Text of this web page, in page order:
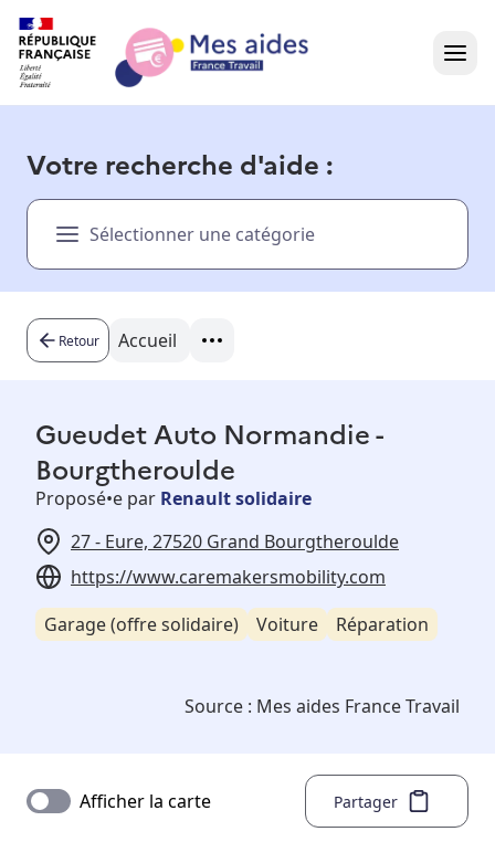
Présentation vidéo
Besoin d'aide ?
Votre recherche d'aide :
Sélectionner une catégorie
Retour Accueil
Gueudet Auto Normandie -
Bourgtheroulde
Proposé•e par Renault solidaire
27 - Eure, 27520 Grand Bourgtheroulde
https://www.caremakersmobility.com
Garage (offre solidaire)
Voiture Réparation
Source : Mes aides France Travail
Afficher la carte Partager